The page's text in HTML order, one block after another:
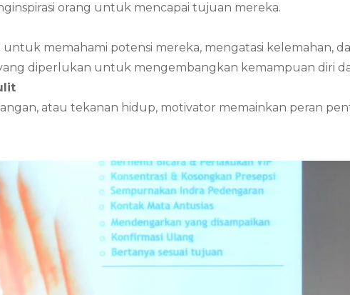
orang untuk mencapai tujuan mereka.
memahami potensi mereka, mengatasi kelemahan,
diperlukan untuk mengembangkan kemampuan diri
atau tekanan hidup, motivator memainkan peran